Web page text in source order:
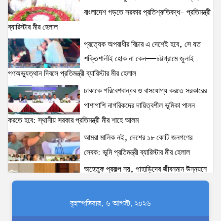
দক্ষিণখানে সেই নারী চিকিৎসককে খুনের মামলায় গ্রেপ্তার তার
15 views |posted on August 3, 2026
৫ আগস্টের স্মরণসভা সফল করতে প্রস্তুতি সভা অনুষ্ঠিত
13 views posted on August 1, 2026
স্বরাষ্ট্রমন্ত্রীর সঙ্গে অস্ট্রেলিয়ার নাগরিকত্ব, কাস্টম ও
বহুসংস্কৃতি বিষয়ক সহকারী মন্ত্রীর সাক্ষাৎ
13 views |posted on August 3, 2026
ঢাকাকে পরিবেশবান্ধব ও বাসযোগ্য করতে সরকারের পাশাপাশি
প্রতিমন্ত্রী মীর শাহে আলম
13 views|posted on August 3, 2026
বাংলাদেশ গড়তে সরকার প্রতিশ্রুতিবদ্ধ- প্রতিমন্ত্রী
ব্যারিস্টার মীর হেলাল
প্রত্যেক অপরাধীর বিচার এ দেশেই হবে, সে যত
শক্তিশালীই হোক না কেন—চট্টগ্রামে জুলাই
গণঅভ্যুত্থান দিবসে প্রতিমন্ত্রী ব্যারিস্টার মীর হেলাল
ঢাকাকে পরিবেশবান্ধব ও বাসযোগ্য করতে সরকারের
পাশাপাশি নাগরিকদের দায়িত্বশীল ভূমিকা পালন
করতে হবে: স্থানীয় সরকার প্রতিমন্ত্রী মীর শাহে আলম
আমরা মালিক নই, দেশের ১৮ কোটি জনগণের
সেবক: ভূমি প্রতিমন্ত্রী ব্যারিস্টার মীর হেলাল
অহেতুক প্রকল্প নয়, পাহাড়িদের জীবনমান উন্নয়নে
বাস্তবভিত্তিক কার্যকর উদ্যোগ নেয়ার আহ্বান
দক্ষিণখানে সেই নারী চিকিৎসককে খুনের মামলায়
বৃহস্পতিবার, ৬ আগস্ট, ২০২৬